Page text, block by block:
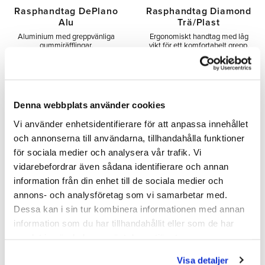
Denna webbplats använder cookies
Vi använder enhetsidentifierare för att anpassa innehållet
och annonserna till användarna, tillhandahålla funktioner
för sociala medier och analysera vår trafik. Vi
vidarebefordrar även sådana identifierare och annan
information från din enhet till de sociala medier och
annons- och analysföretag som vi samarbetar med.
Dessa kan i sin tur kombinera informationen med annan
information som du har tillhandahållit eller som de har
Visa detaljer
Rasphandtag DePlano
Alu
​Aluminium med greppvänliga
gummiräfflingar.
Lägg till i önskelista
Rasphandtag Diamond
Trä/Plast
Ergonomiskt handtag med låg
vikt för ett komfortabelt grepp.
Glappar inte, sitter stadigt fast på
raspen